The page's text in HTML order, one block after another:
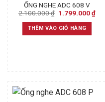
ỐNG NGHE ADC 608 V
2.100.000₫ Original
was:
2.100.000 ₫.
1.799.000₫
THÊM VÀO GIỎ HÀNG